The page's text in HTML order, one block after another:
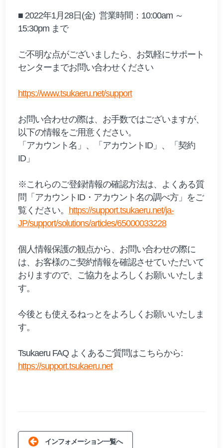
■ 2022年1月28日(金) ​ 営業時間：10:00am ～
15:30pm まで
ご不明な点がございましたら、お気軽にサポート
センターまでお問い合わせください
https://www.tsukaeru.net/support
お問い合わせの際は、お手数ではございますが、
以下の情報をご用意ください。
「アカウント名」、「アカウントID」、「契約
ID」
※これらのご登録情報の確認方法は、よくある質
問「アカウントID・アカウント名の調べ方」をご
覧ください。 https://support.tsukaeru.net/ja-
JP/support/solutions/articles/65000033228
個人情報保護の観点から、お問い合わせの際に
は、お客様のご契約情報を確認させていただいて
おりますので、ご協力をよろしくお願いいたしま
す。
今後とも使えるねっとをよろしくお願いいたしま
す。
Tsukaeru FAQ よくあるご質問はこちらから:
https://support.tsukaeru.net
インフォメーション一覧へ